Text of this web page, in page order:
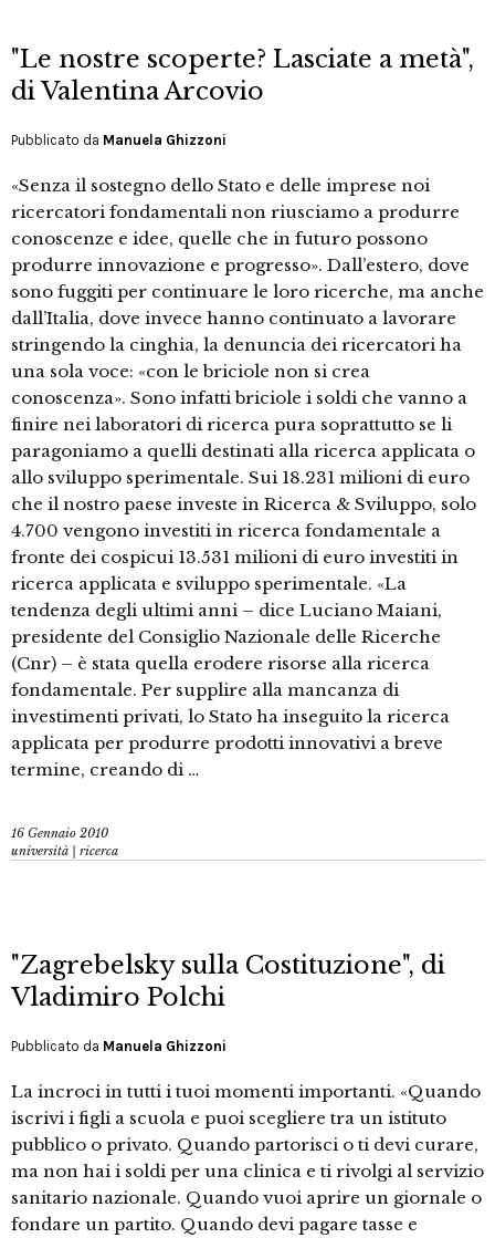
"Le nostre scoperte? Lasciate a metà",
di Valentina Arcovio
Pubblicato da Manuela Ghizzoni
«Senza il sostegno dello Stato e delle imprese noi
ricercatori fondamentali non riusciamo a produrre
conoscenze e idee, quelle che in futuro possono
produrre innovazione e progresso». Dall’estero, dove
sono fuggiti per continuare le loro ricerche, ma anche
dall’Italia, dove invece hanno continuato a lavorare
stringendo la cinghia, la denuncia dei ricercatori ha
una sola voce: «con le briciole non si crea
conoscenza». Sono infatti briciole i soldi che vanno a
finire nei laboratori di ricerca pura soprattutto se li
paragoniamo a quelli destinati alla ricerca applicata o
allo sviluppo sperimentale. Sui 18.231 milioni di euro
che il nostro paese investe in Ricerca & Sviluppo, solo
4.700 vengono investiti in ricerca fondamentale a
fronte dei cospicui 13.531 milioni di euro investiti in
ricerca applicata e sviluppo sperimentale. «La
tendenza degli ultimi anni – dice Luciano Maiani,
presidente del Consiglio Nazionale delle Ricerche
(Cnr) – è stata quella erodere risorse alla ricerca
fondamentale. Per supplire alla mancanza di
investimenti privati, lo Stato ha inseguito la ricerca
applicata per produrre prodotti innovativi a breve
termine, creando di …
16 Gennaio 2010
università | ricerca
"Zagrebelsky sulla Costituzione", di
Vladimiro Polchi
Pubblicato da Manuela Ghizzoni
La incroci in tutti i tuoi momenti importanti. «Quando
iscrivi i figli a scuola e puoi scegliere tra un istituto
pubblico o privato. Quando partorisci o ti devi curare,
ma non hai i soldi per una clinica e ti rivolgi al servizio
sanitario nazionale. Quando vuoi aprire un giornale o
fondare un partito. Quando devi pagare tasse e